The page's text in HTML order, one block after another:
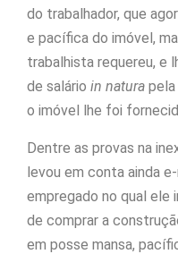
do trabalhador, que
e pacífica do imóvel,
trabalhista requereu, e
de salário in natura pela
o imóvel lhe foi
Dentre as provas na
levou em conta ainda
empregado no qual ele
de comprar a
em posse mansa,